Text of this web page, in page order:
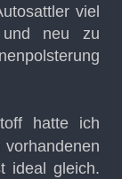
viel
neu zu
hatte ich
ideal gleich.